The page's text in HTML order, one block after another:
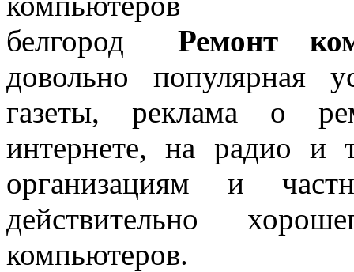
Ремонт
довольно популярная
газеты, реклама о
интернете, на радио и
организациям и
действительно
компьютеров.